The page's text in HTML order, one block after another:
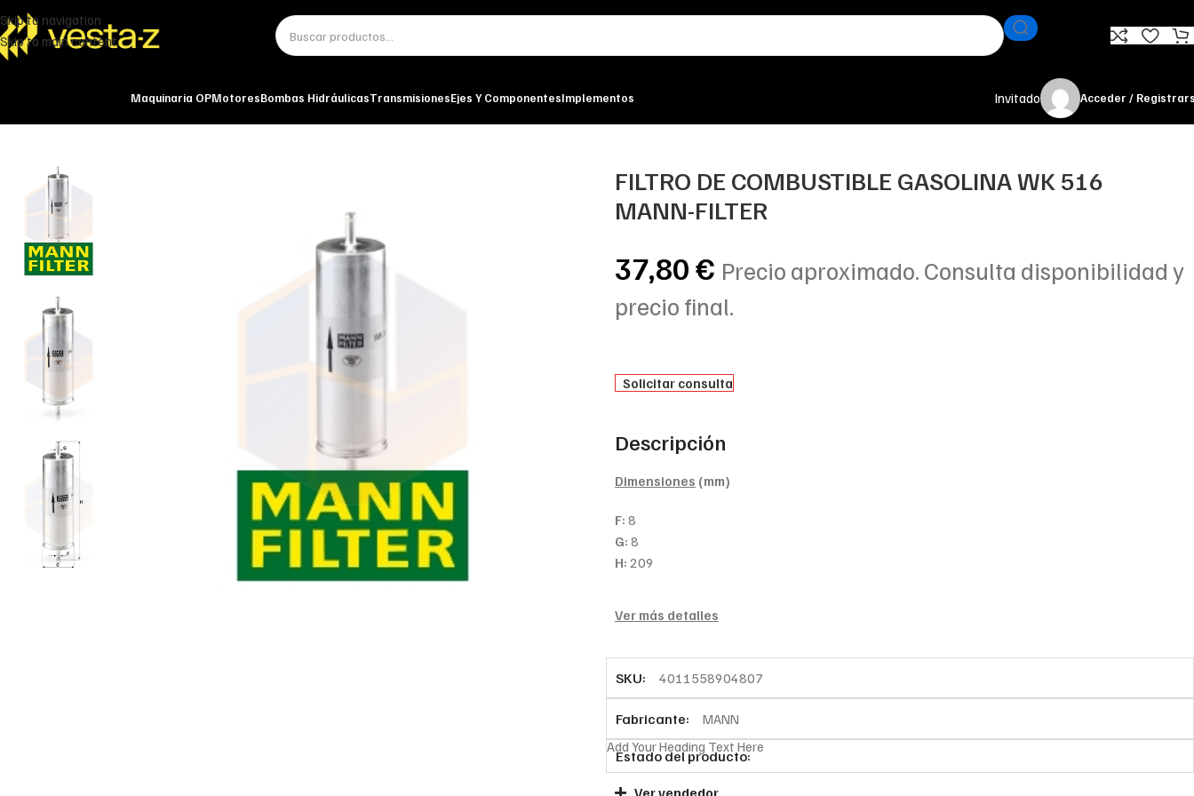
Skip to navigation
Skip to main content
Maquinaria OPMotoresBombas HidráulicasTransmisionesEjes Y ComponentesImplementos Invitado Acceder /
FILTRO DE COMBUSTIBLE GASOLINA WK 516
MANN-FILTER
37,80€ Precio aproximado. Consulta disponibilidad y
precio final.
Solicitar consulta
Descripción
Dimensiones (mm)
F: 8
G: 8
H: 209
Ver más detalles
SKU: 4011558904807
Fabricante: MANN
Estado del producto:
Add Your Heading Text Here
Ver vendedor